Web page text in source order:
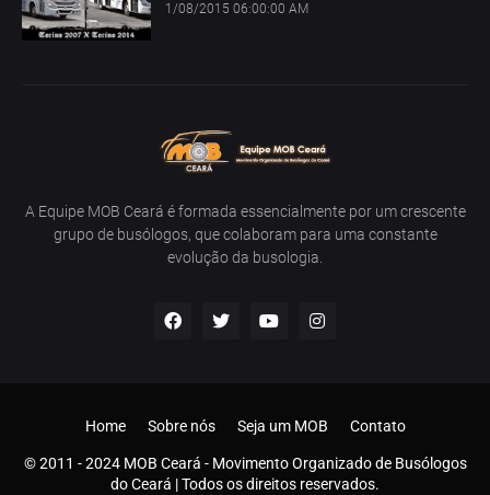
1/08/2015 06:00:00 AM
A Equipe MOB Ceará é formada essencialmente por um crescente
grupo de busólogos, que colaboram para uma constante
evolução da busologia.
© 2011 - 2024 MOB Ceará - Movimento Organizado de Busólogos
do Ceará | Todos os direitos reservados.
Home Sobre nós Seja um MOB Contato